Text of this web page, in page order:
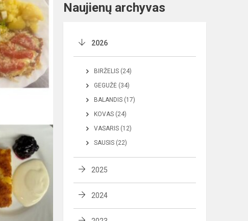
Naujienų archyvas
2026
BIRŽELIS (24)
GEGUŽĖ (34)
BALANDIS (17)
KOVAS (24)
VASARIS (12)
SAUSIS (22)
2025
2024